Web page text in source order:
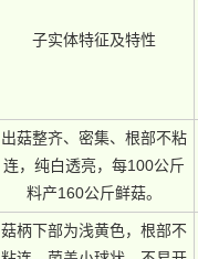
子实体特征及特性
出菇整齐、密集、根部不粘
连，纯白透亮，每100公斤
料产160公斤鲜菇。
菇柄下部为浅黄色，根部不